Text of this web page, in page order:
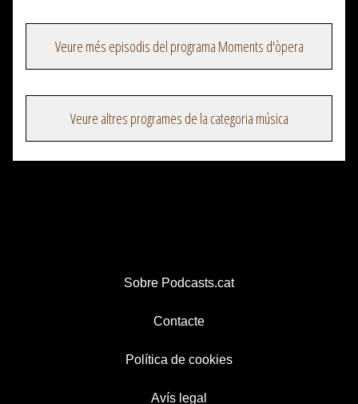
Veure més episodis del programa Moments d'òpera
Veure altres programes de la categoria música
Sobre Podcasts.cat
Contacte
Política de cookies
Avís legal